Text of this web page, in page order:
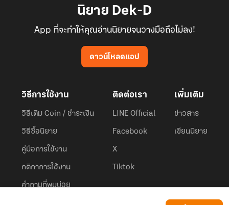
นิยาย Dek-D
App ที่จะทำให้คุณอ่านนิยายจนวางมือถือไม่ลง!
ดาวน์โหลดแอป
วิธีการใช้งาน
วิธีเติม Coin / ชำระเงิน
วิธีซื้อนิยาย
คู่มือการใช้งาน
กติกาการใช้งาน
คำถามที่พบบ่อย
ติดต่อเรา
LINE Official
Facebook
X
Tiktok
เพิ่มเติม
ข่าวสาร
เขียนนิยาย